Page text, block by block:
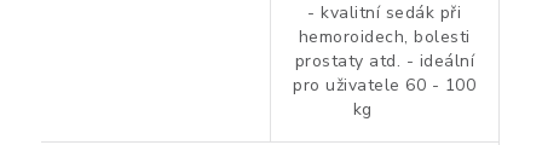
- kvalitní sedák při
hemoroidech, bolesti
prostaty atd. - ideální
pro uživatele 60 - 100
kg